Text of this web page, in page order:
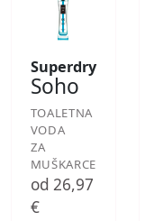
Superdry
Soho
TOALETNA
VODA
ZA
MUŠKARCE
od 26,97
€